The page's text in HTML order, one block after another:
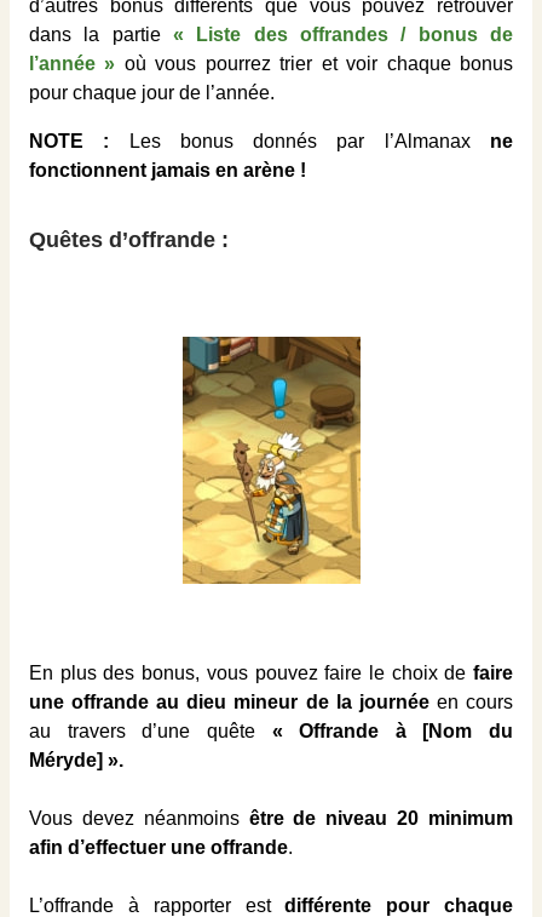
d’autres bonus différents que vous pouvez retrouver
dans la partie « Liste des offrandes / bonus de
l’année » où vous pourrez trier et voir chaque bonus
pour chaque jour de l’année.
NOTE : Les bonus donnés par l’Almanax ne
fonctionnent jamais en arène !
Quêtes d’offrande :
En plus des bonus, vous pouvez faire le choix de faire
une offrande au dieu mineur de la journéeen cours
au travers d’une quête « Offrande à [Nom du
Méryde] ».
Vous devez néanmoins être de niveau 20 minimum
afin d’effectuer une offrande.
L’offrande à rapporter estdifférente pour chaque